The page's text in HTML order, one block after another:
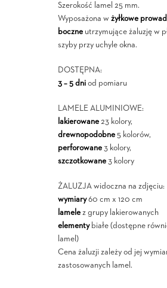
Szerokość lamel 25 mm.
Wyposażona w żyłkowe
boczneutrzymujące żaluzję w
szyby przy uchyle okna.
DOSTĘPNA:
3 – 5 dniod pomiaru
LAMELE ALUMINIOWE:
lakierowane23 kolory,
drewnopodobne5 kolorów,
perforowane3 kolory,
szczotkowane3 kolory
ŻALUZJA widoczna na zdjęciu:
wymiary60 cm x 120 cm
lamelez grupy lakierowanych
elementybiałe (dostępne
lamel)
Cena żaluzji zależy od jej
zastosowanych lamel.